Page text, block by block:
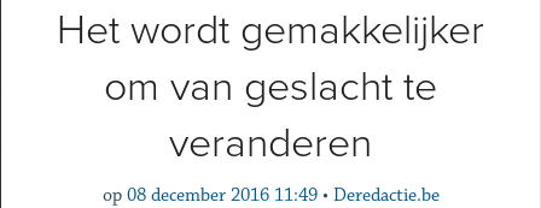
Het wordt gemakkelijker
om van geslacht te
veranderen
op 08 december 2016 11:49 • Deredactie.be